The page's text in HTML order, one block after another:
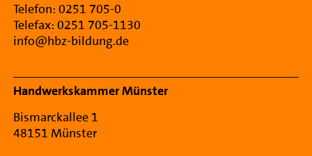
Telefon: 0251 705-0
Telefax: 0251 705-1130
info@hbz-bildung.de
Handwerkskammer Münster
Bismarckallee 1
48151 Münster